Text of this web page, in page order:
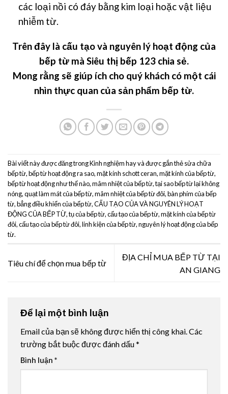
các loại nồi có đáy bằng kim loại hoặc vật liệu
nhiễm từ.
Trên đây là cấu tạo và nguyên lý hoạt động của
bếp từ mà Siêu thị bếp 123 chia sẻ.
Mong rằng sẽ giúp ích cho quý khách có một cái
nhìn thực quan của sản phẩm bếp từ.
Bài viết này được đăng trongKinh nghiệm hayvà được gắn thẻsửa chữa
bếp từ,bếp từ hoạt động ra sao,mặt kính schott ceran,mặt kính của bếp từ,
bếp từ hoạt động như thế nào,mâm nhiệt của bếp từ,tại sao bếp từ lại không
nóng,quạt làm mát của bếp từ,mâm nhiệt của bếp từ đôi,bàn phím của bếp
từ,bẳng điều khiển của bếp từ,CẤU TẠO CỦA VÀ NGUYÊN LÝ HOẠT
ĐỘNG CỦA BẾP TỪ,tụ của bếp từ,cấu tạo của bếp từ,mặt kính của bếp từ
đôi,cấu tạo của bếp từ đôi,linh kiện của bếp từ,nguyên lý hoạt động của bếp
từ.
Tiêu chí để chọn mua bếp từ
ĐỊA CHỈ MUA BẾP TỪ TẠI
AN GIANG
Để lại một bình luận
Email của bạn sẽ không được hiển thị công khai.Các
trường bắt buộc được đánh dấu*
Bình luận *